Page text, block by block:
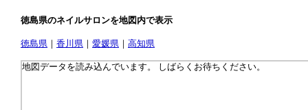
徳島県のネイルサロンを地図内で表示
徳島県 香川県 愛媛県 高知県
地図データを読み込んでいます。 しばらくお待ちください。